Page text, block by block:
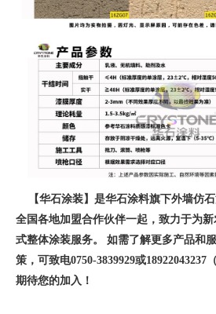
【华石涂装】是华石涂料旗下外墙仿
全国各地加盟合作伙伴一起，致力于为
式整体涂装服务。 如需了解更多产品和
策，可致电0750-3839929或18922043237
期待您的加入！